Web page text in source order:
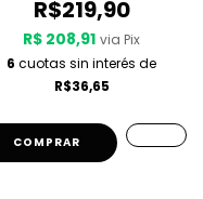
R$219,90
R$ 208,91 via Pix
6 cuotas sin interés de
R$36,65
COMPRAR